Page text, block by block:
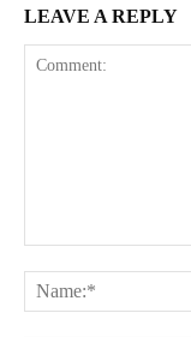
LEAVE A REPLY